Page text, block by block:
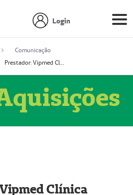
Login
Comunicação
Prestador: Vipmed Clínica Geral Ltda, 51004349-0 (Nome Fantasia: Policlínica Master)
Clínica